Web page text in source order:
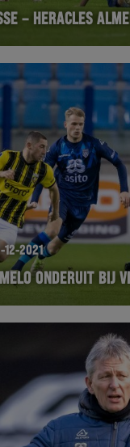
– HERACLES
12-2021
ONDERUIT BIJ